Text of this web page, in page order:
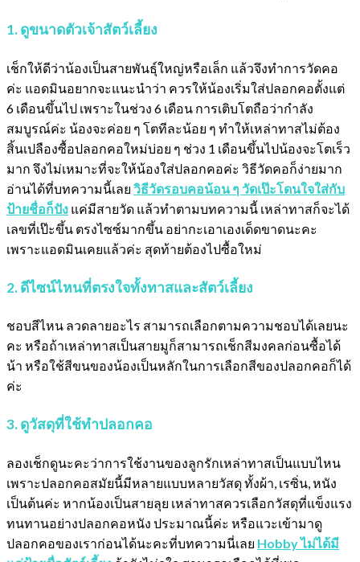
1. ดูขนาดตัวเจ้าสัตว์เลี้ยง
เช็กให้ดีว่าน้องเป็นสายพันธุ์ใหญ่หรือเล็ก แล้วจึงทำการวัดคอ
ค่ะ แอดมินอยากจะแนะนำว่า ควรให้น้องเริ่มใส่ปลอกคอตั้งแต่
6 เดือนขึ้นไป เพราะในช่วง 6 เดือน การเติบโตถือว่ากำลัง
สมบูรณ์ค่ะ น้องจะค่อย ๆ โตทีละน้อย ๆ ทำให้เหล่าทาสไม่ต้อง
สิ้นเปลืองซื้อปลอกคอใหม่บ่อย ๆ ช่วง 1 เดือนขึ้นไปน้องจะโตเร็ว
มาก จึงไม่เหมาะที่จะให้น้องใส่ปลอกคอค่ะ วิธีวัดคอก็ง่ายมาก
อ่านได้ที่บทความนี้เลย วิธีวัดรอบคอน้อน ๆ วัดเป๊ะโดนใจใส่กับ
ป้ายชื่อก็ปัง แค่มีสายวัด แล้วทำตามบทความนี้ เหล่าทาสก็จะได้
เลขที่เป๊ะขึ้น ตรงไซซ์มากขึ้น อย่ากะเอาเองเด็ดขาดนะคะ
เพราะแอดมินเคยแล้วค่ะ สุดท้ายต้องไปซื้อใหม่
2. ดีไซน์ไหนที่ตรงใจทั้งทาสและสัตว์เลี้ยง
ชอบสีไหน ลวดลายอะไร สามารถเลือกตามความชอบได้เลยนะ
คะ หรือถ้าเหล่าทาสเป็นสายมูก็สามารถเช็กสีมงคลก่อนซื้อได้
น้า หรือใช้สีขนของน้องเป็นหลักในการเลือกสีของปลอกคอก็ได้
ค่ะ
3. ดูวัสดุที่ใช้ทำปลอกคอ
ลองเช็กดูนะคะว่าการใช้งานของลูกรักเหล่าทาสเป็นแบบไหน
เพราะปลอกคอสมัยนี้มีหลายแบบหลายวัสดุ ทั้งผ้า, เรซิ่น, หนัง
เป็นต้นค่ะ หากน้องเป็นสายลุย เหล่าทาสควรเลือกวัสดุที่แข็งแรง
ทนทานอย่างปลอกคอหนัง ประมาณนี้ค่ะ หรือแวะเข้ามาดู
ปลอกคอของเราก่อนได้นะคะที่บทความนี่เลย Hobby ไม่ได้มี